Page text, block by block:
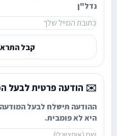
נדל"ן
קבל
✉️ הודעה פרטית לבעל
ההודעה תישלח לבעל המודעה
היא לא פומבית.